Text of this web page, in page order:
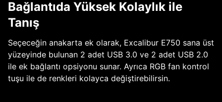
Bağlantıda Yüksek Kolaylık ile
Tanış
Seçeceğin anakarta ek olarak, Excalibur E750 sana üst
yüzeyinde bulunan 2 adet USB 3.0 ve 2 adet USB 2.0
ile ek bağlantı opsiyonu sunar. Ayrıca RGB fan kontrol
tuşu ile de renkleri kolayca değiştirebilirsin.